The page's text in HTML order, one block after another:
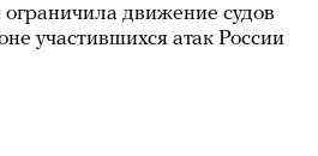
движение судов
участившихся атак России